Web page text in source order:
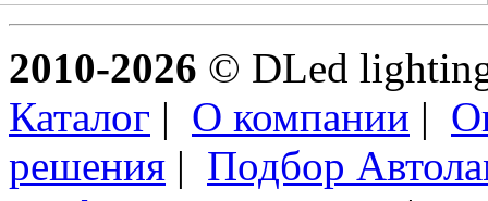
2010-2026 © DLed
Каталог | О компании |
решения | Подбор